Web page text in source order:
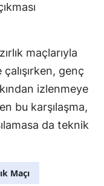
maçlarıyla
genç
izlenmeye
bu karşılaşma,
da teknik
Maçı